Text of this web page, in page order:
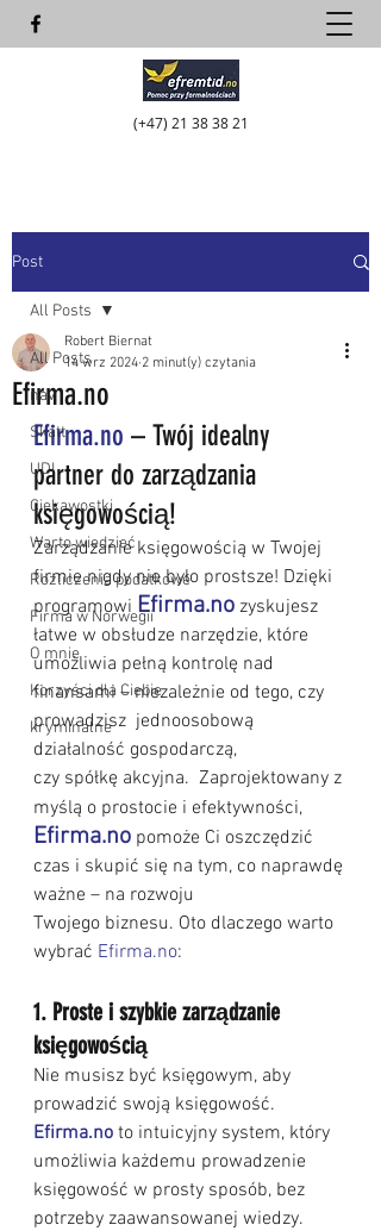
(+47) 21 38 38 21
Post
All Posts
nav
Skatt
UDI
Ciekawostki
Warto wiedzieć
Rozliczenia podatkowe
Firma w Norwegii
O mnie
Korzyści dla Ciebie
kryminalne
All Posts
Efirma.no
Robert Biernat
14 wrz 2024 2 minut(y) czytania
Efirma.no – Twój idealny
partner do zarządzania
księgowością!
Zarządzanie księgowością w Twojej
firmie nigdy nie było prostsze! Dzięki
programowi Efirma.no zyskujesz
łatwe w obsłudze narzędzie, które
umożliwia pełną kontrolę nad
finansami – niezależnie od tego, czy
prowadzisz  jednoosobową
działalność gospodarczą,
czy spółkę akcyjna.  Zaprojektowany z
myślą o prostocie i efektywności,
Efirma.no pomoże Ci oszczędzić
czas i skupić się na tym, co naprawdę
ważne – na rozwoju
Twojego biznesu. Oto dlaczego warto
wybrać Efirma.no:
1. Proste i szybkie zarządzanie
księgowością
Nie musisz być księgowym, aby
prowadzić swoją księgowość.
Efirma.no to intuicyjny system, który
umożliwia każdemu prowadzenie
księgowość w prosty sposób, bez
potrzeby zaawansowanej wiedzy.